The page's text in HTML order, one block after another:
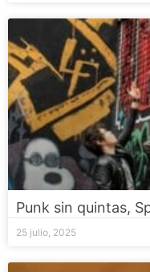
Punk sin quintas,
25 julio, 2025